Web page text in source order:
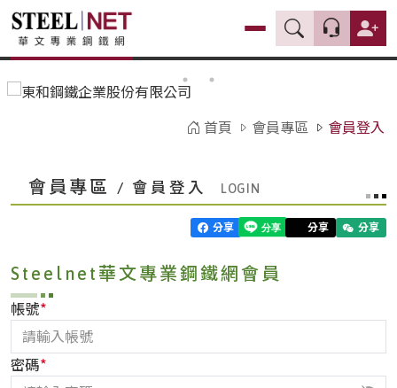
首頁 會員專區 會員登入
會員專區 / 會員登入
分享 分享 分享
Steelnet華文專業鋼鐵網會員
帳號*
密碼*